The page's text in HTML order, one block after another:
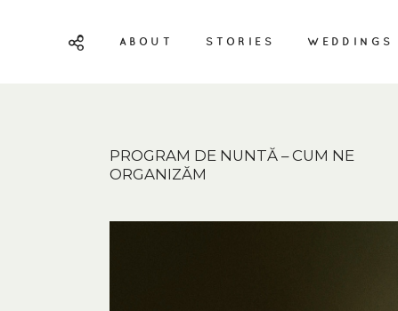
ABOUT STORIES WEDDINGS
PROGRAM DE NUNTĂ – CUM NE
ORGANIZĂM